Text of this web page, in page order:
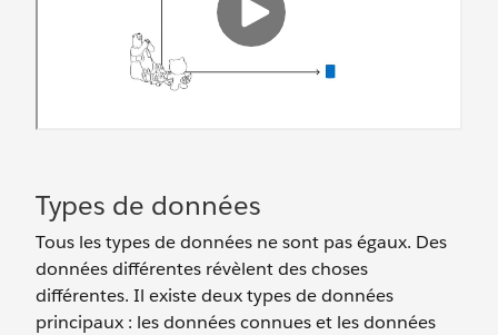
Types de données
Tous les types de données ne sont pas égaux. Des
données différentes révèlent des choses
différentes. Il existe deux types de données
principaux : les données connues et les données